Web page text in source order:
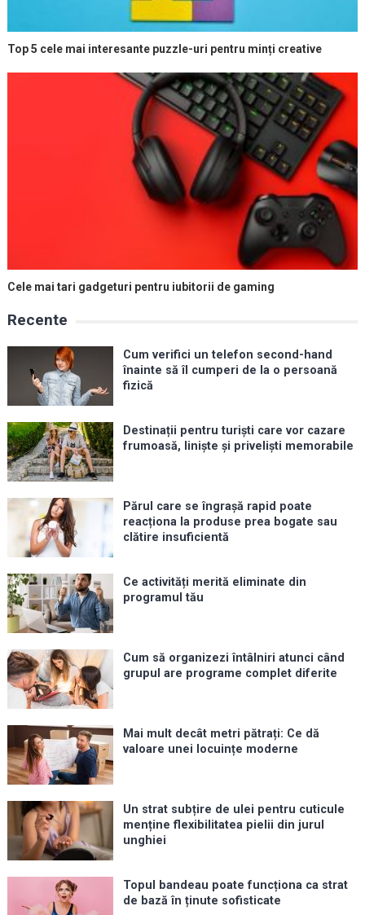
Top 5 cele mai interesante puzzle-uri pentru minți creative
Cele mai tari gadgeturi pentru iubitorii de gaming
Recente
Cum verifici un telefon second-hand
înainte să îl cumperi de la o persoană
fizică
Destinații pentru turiști care vor cazare
frumoasă, liniște și priveliști memorabile
Părul care se îngrașă rapid poate
reacționa la produse prea bogate sau
clătire insuficientă
Ce activități merită eliminate din
programul tău
Cum să organizezi întâlniri atunci când
grupul are programe complet diferite
Mai mult decât metri pătrați: Ce dă
valoare unei locuințe moderne
Un strat subțire de ulei pentru cuticule
menține flexibilitatea pielii din jurul
unghiei
Topul bandeau poate funcționa ca strat
de bază în ținute sofisticate